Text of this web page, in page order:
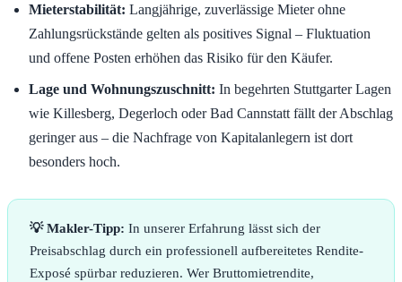
Mieterstabilität: Langjährige, zuverlässige Mieter ohne
Zahlungsrückstände gelten als positives Signal – Fluktuation
und offene Posten erhöhen das Risiko für den Käufer.
Lage und Wohnungszuschnitt: In begehrten Stuttgarter Lagen
wie Killesberg, Degerloch oder Bad Cannstatt fällt der Abschlag
geringer aus – die Nachfrage von Kapitalanlegern ist dort
besonders hoch.
💡 Makler-Tipp: In unserer Erfahrung lässt sich der
Preisabschlag durch ein professionell aufbereitetes Rendite-
Exposé spürbar reduzieren. Wer Bruttomietrendite,